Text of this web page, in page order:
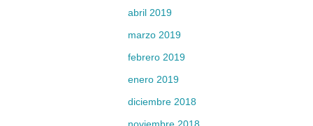
abril 2019
marzo 2019
febrero 2019
enero 2019
diciembre 2018